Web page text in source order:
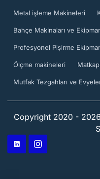
Metal işleme Makineleri
Bahçe Makinaları ve
Profesyonel Pişirme
Ölçme makineleri
Mutfak Tezgahları ve
Copyright 2020 -